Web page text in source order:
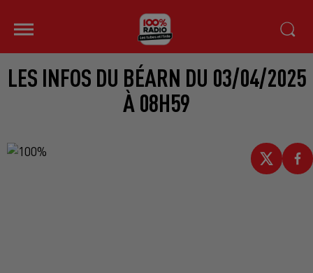
LES INFOS DU BÉARN DU 03/04/2025
À 08H59